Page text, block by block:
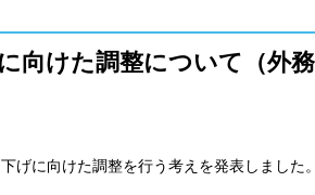
向けた調整について（外務
げに向けた調整を行う考えを発表しました。